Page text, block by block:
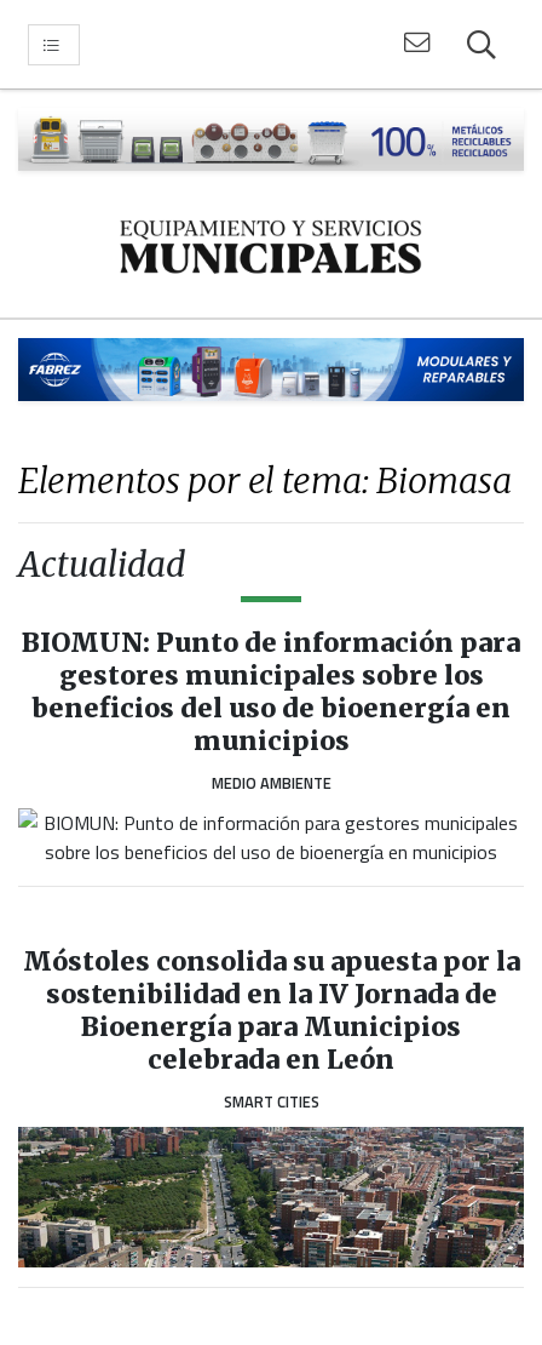
Elementos por el tema: Biomasa
Actualidad
BIOMUN: Punto de información para
gestores municipales sobre los
beneficios del uso de bioenergía en
municipios
MEDIO AMBIENTE
Móstoles consolida su apuesta por la
sostenibilidad en la IV Jornada de
Bioenergía para Municipios
celebrada en León
SMART CITIES